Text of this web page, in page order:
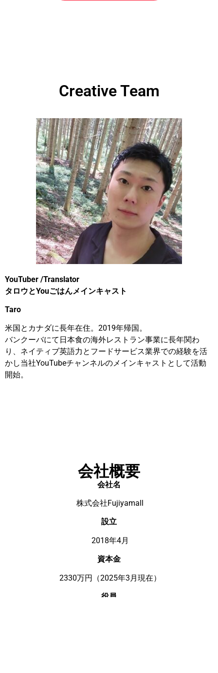
Creative Team
YouTuber /Translator
タロウとYouごはんメインキャスト
Taro
米国とカナダに長年在住。 2019年帰国。
バンクーバにて日本食の海外レストラン事業に長年関わ
り、ネイティブ英語力とフードサービス業界での経験を活
かし当社YouTubeチャンネルのメインキャストとして活動
開始。
会社概要
会社名
株式会社Fujiyamall
設立
2018年4月
資本金
2330万円（2025年3月現在）
役員